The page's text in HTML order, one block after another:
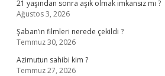
21 yaşından sonra aşık olmak imkansız mı ?
Ağustos 3, 2026
Şaban’ın filmleri nerede çekildi ?
Temmuz 30, 2026
Azimutun sahibi kim ?
Temmuz 27, 2026